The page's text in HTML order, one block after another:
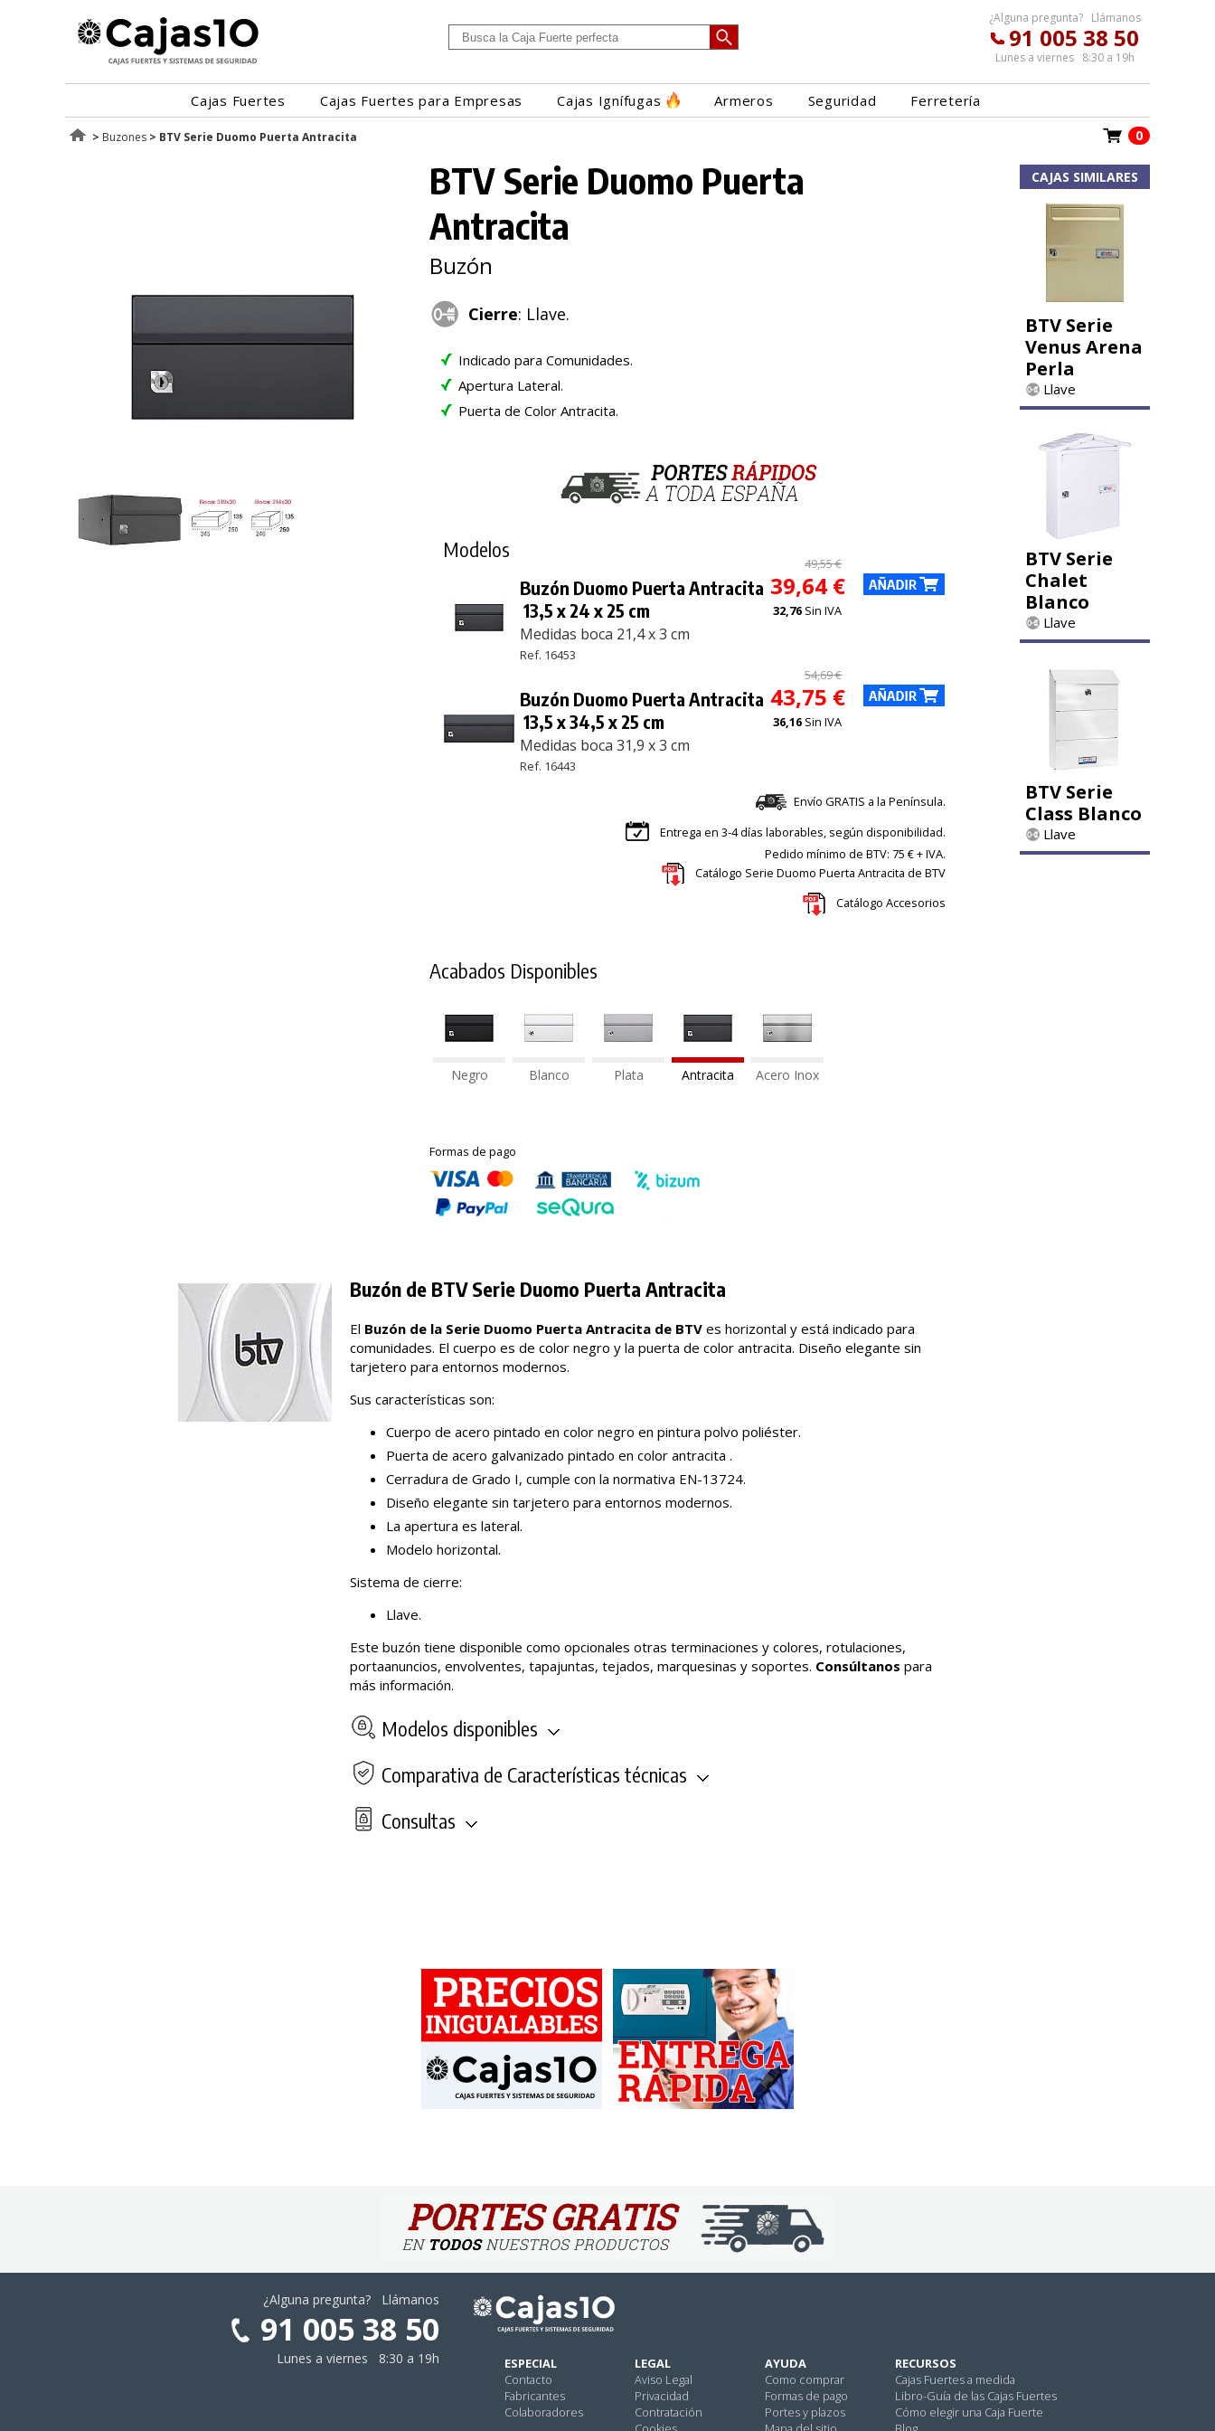
¿Alguna pregunta? Llámanos
91 005 38 50
Lunes a viernes 8:30 a 19h
Cajas Fuertes Cajas Fuertes para Empresas Cajas Ignífugas Armeros Seguridad Ferretería
> Buzones > BTV Serie Duomo Puerta Antracita 0
BTV Serie Duomo Puerta
Antracita
Buzón
Cierre: Llave.
Indicado para Comunidades.
Apertura Lateral.
Puerta de Color Antracita.
Modelos
Buzón Duomo Puerta Antracita
13,5 x 24 x 25 cm
Medidas boca 21,4 x 3 cm
Ref. 16453
49,55 €
39,64 €
32,76 Sin IVA
Buzón Duomo Puerta Antracita
13,5 x 34,5 x 25 cm
Medidas boca 31,9 x 3 cm
Ref. 16443
54,69 €
43,75 €
36,16 Sin IVA
Envío GRATIS a la Península.
Entrega en 3-4 días laborables, según disponibilidad.
Pedido mínimo de BTV: 75 € + IVA.
Catálogo Serie Duomo Puerta Antracita de BTV
Catálogo Accesorios
Acabados Disponibles
Negro Blanco Plata Antracita Acero Inox
Formas de pago
Buzón de BTV Serie Duomo Puerta Antracita
El Buzón de la Serie Duomo Puerta Antracita de BTVes horizontal y está indicado para
comunidades. El cuerpo es de color negro y la puerta de color antracita. Diseño elegante sin
tarjetero para entornos modernos.
Sus características son:
Cuerpo de acero pintado en color negro en pintura polvo poliéster.
Puerta de acero galvanizado pintado en color antracita .
Cerradura de Grado I, cumple con la normativa EN-13724.
Diseño elegante sin tarjetero para entornos modernos.
La apertura es lateral.
Modelo horizontal.
Sistema de cierre:
Llave.
Este buzón tiene disponible como opcionales otras terminaciones y colores, rotulaciones,
portaanuncios, envolventes, tapajuntas, tejados, marquesinas y soportes. Consúltanos para
más información.
Modelos disponibles
Comparativa de Características técnicas
Consultas
CAJAS SIMILARES
BTV Serie
Venus Arena
Perla
Llave
BTV Serie
Chalet
Blanco
Llave
BTV Serie
Class Blanco
Llave
¿Alguna pregunta? Llámanos
91 005 38 50
Lunes a viernes 8:30 a 19h
ESPECIAL
Contacto
Fabricantes
Colaboradores
LEGAL
Aviso Legal
Privacidad
Contratación
AYUDA
Como comprar
Formas de pago
Portes y plazos
RECURSOS
Cajas Fuertes a medida
Libro-Guía de las Cajas Fuertes
Cómo elegir una Caja Fuerte